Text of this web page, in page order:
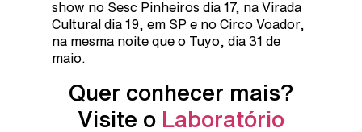
show no Sesc Pinheiros dia 17, na Virada
Cultural dia 19, em SP e no Circo Voador,
na mesma noite que o Tuyo, dia 31 de
maio.
Quer conhecer mais?
Visite o Laboratório